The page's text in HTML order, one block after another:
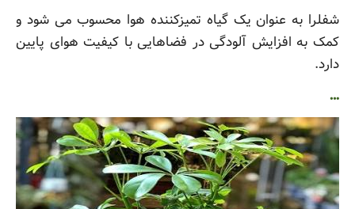
شفلرا به عنوان یک گیاه تمیزکننده هوا محسوب می شود و
کمک به افزایش آلودگی در فضاهایی با کیفیت هوای پایین
دارد.
…